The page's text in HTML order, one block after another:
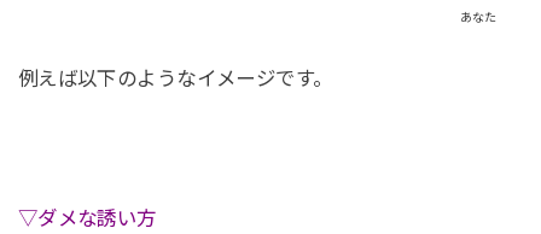
あなた
例えば以下のようなイメージです。
▽ダメな誘い方